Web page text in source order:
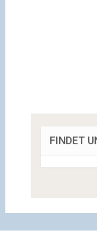
FINDET